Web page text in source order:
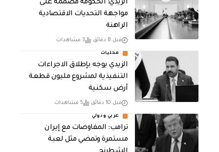
الزيدي: الحكومة مصممة على
مواجهة التحديات الاقتصادية
الراهنة
قبل 8 دقائق 3 مشاهدات
محليات
الزيدي يوجه بإطلاق الاجراءات
التنفيذية لمشروع مليون قطعة
أرض سكنية
قبل 10 دقائق 5 مشاهدات
عربي ودولي
‏ترامب: المفاوضات مع إيران
مستمرة وتمضي مثل لعبة